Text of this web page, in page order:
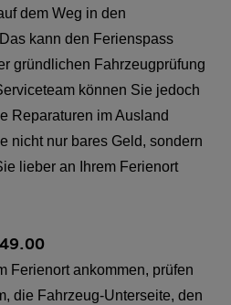
dem Weg in den
kann den Ferienspass
gründlichen Fahrzeugprüfung
können Sie jedoch
Reparaturen im Ausland
nicht nur bares Geld, sondern
lieber an Ihrem Ferienort
49.00
Ferienort ankommen, prüfen
die Fahrzeug-Unterseite, den